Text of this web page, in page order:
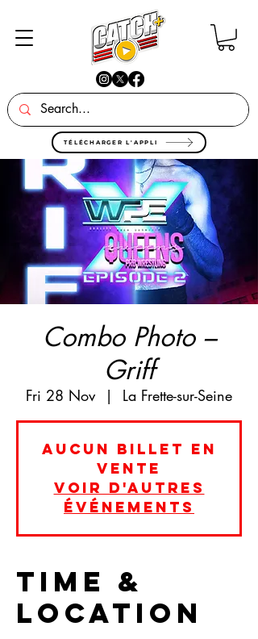
TÉLÉCHARGER L'APPLI
Combo Photo –
Griff
Fri 28 Nov
  |
La Frette-sur-Seine
Aucun billet en
vente
Voir d'autres
événements
Time &
Location